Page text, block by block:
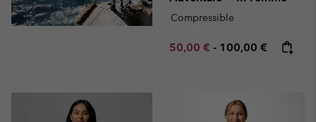
Compressible
Minimum sale price:
50,00 € - Maximum price:
100,00 €